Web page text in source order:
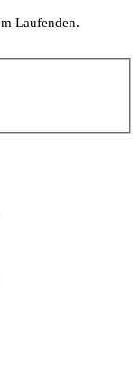
Laufenden.